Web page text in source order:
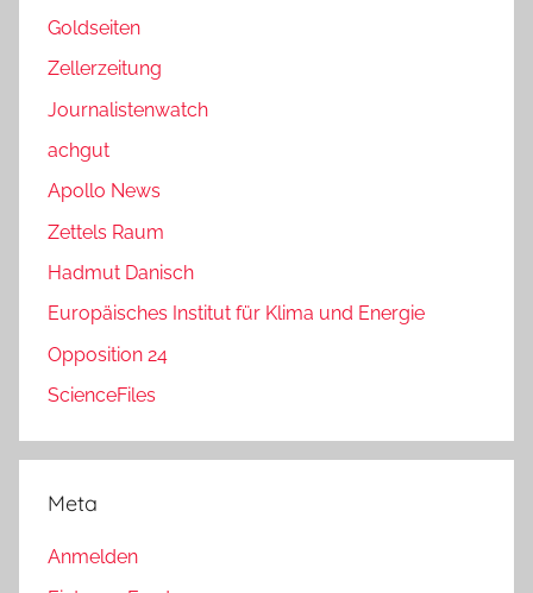
Goldseiten
Zellerzeitung
Journalistenwatch
achgut
Apollo News
Zettels Raum
Hadmut Danisch
Europäisches Institut für Klima und Energie
Opposition 24
ScienceFiles
Meta
Anmelden